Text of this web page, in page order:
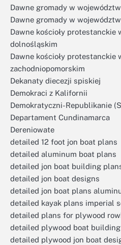
Dawne gromady w
Dawne gromady w
Dawne kościoły protestanckie
dolnośląskim
Dawne kościoły protestanckie
zachodniopomorskim
Dekanaty diecezji spiskiej
Demokraci z Kalifornii
Demokratyczni-Republikanie
Departament Cundinamarca
Dereniowate
detailed 12 foot jon boat plans
detailed aluminum boat plans
detailed jon boat building
detailed jon boat designs
detailed jon boat plans
detailed kayak plans imperial
detailed plans for plywood
detailed plywood boat
detailed plywood jon boat